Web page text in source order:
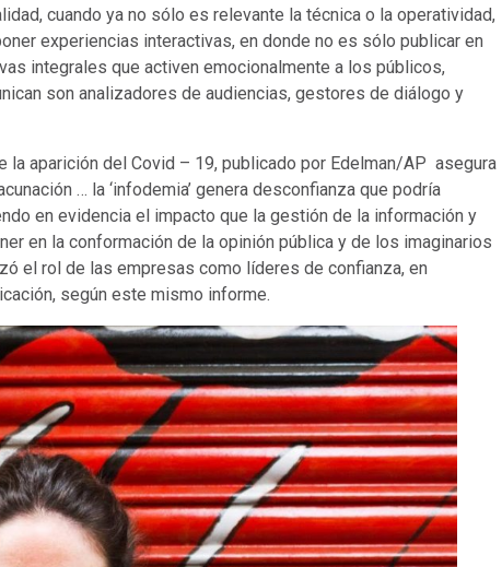
cuando ya no sólo es relevante la técnica o la operatividad,
experiencias interactivas, en donde no es sólo publicar en
integrales que activen emocionalmente a los públicos,
son analizadores de audiencias, gestores de diálogo y
la aparición del Covid – 19, publicado por Edelman/AP asegura
… la ‘infodemia’ genera desconfianza que podría
en evidencia el impacto que la gestión de la información y
en la conformación de la opinión pública y de los imaginarios
el rol de las empresas como líderes de confianza, en
según este mismo informe.